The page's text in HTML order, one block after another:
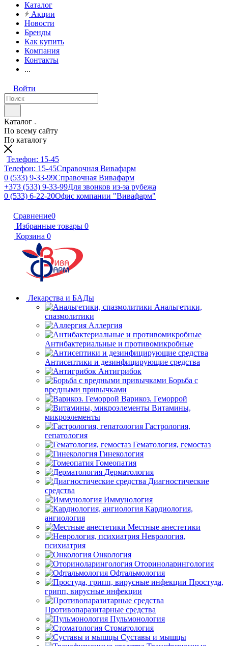
Каталог
Акции
Новости
Бренды
Как купить
Компания
Контакты
...
Войти
Каталог
По всему сайту
По каталогу
Телефон: 15-45
Телефон: 15-45Справочная Вивафарм
0 (533) 9-33-99Справочная Вивафарм
+373 (533) 9-33-99Для звонков из-за рубежа
0 (533) 6-22-20Офис компании "Вивафарм"
Сравнение0
Избранные товары 0
Корзина 0
Лекарства и БАДы
Анальгетики,
спазмолитики
Аллергия
Антибактериальные и противомикробные
Антисептики и дезинфицирующие средства
Антигрибок
Борьба с
вредными привычками
Варикоз. Геморрой
Витамины,
микроэлементы
Гастрология,
гепатология
Гематология, гемостаз
Гинекология
Гомеопатия
Дерматология
Диагностические
средства
Иммунология
Кардиология,
ангиология
Местные анестетики
Неврология,
психиатрия
Онкология
Оториноларингология
Офтальмология
Простуда,
грипп, вирусные инфекции
Противопаразитарные средства
Пульмонология
Стоматология
Суставы и мышцы